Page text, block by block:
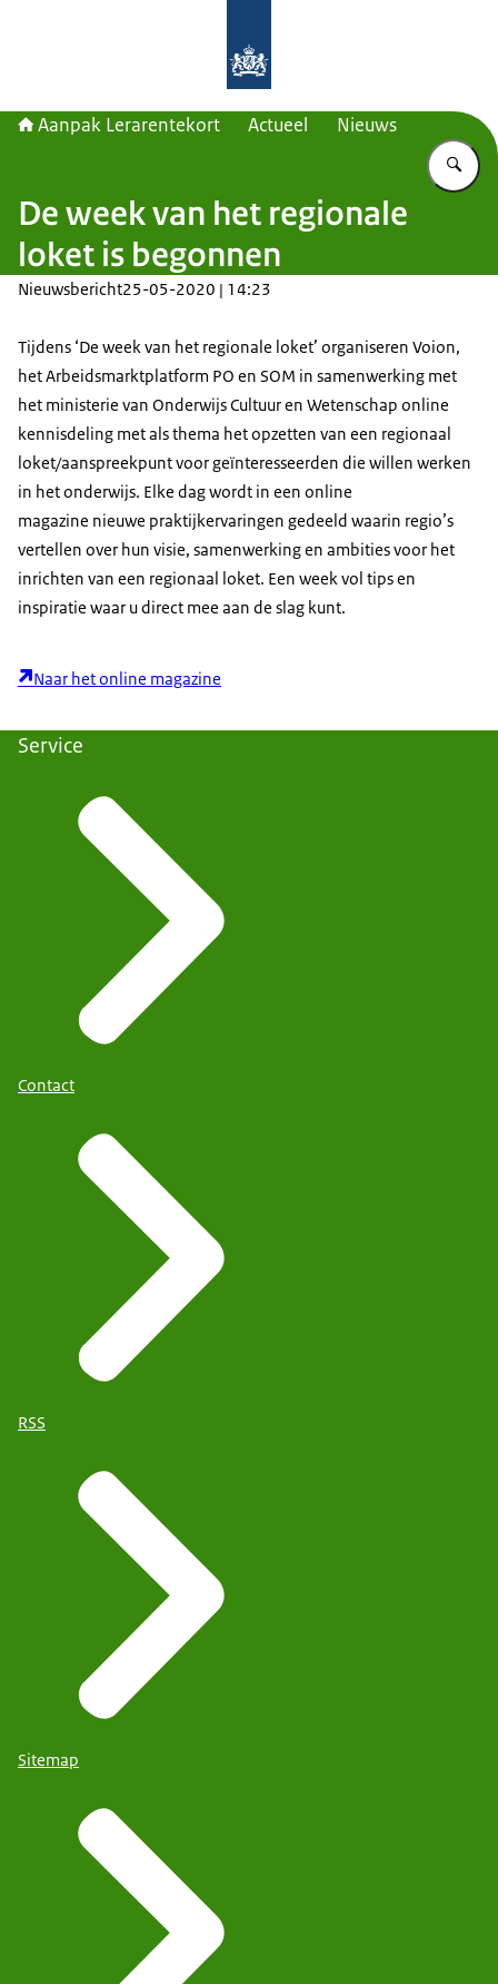
Aanpak Lerarentekort Actueel Nieuws
De week van het regionale
loket is begonnen
Nieuwsbericht25-05-2020 | 14:23
Tijdens ‘De week van het regionale loket’ organiseren Voion,
het Arbeidsmarktplatform PO en SOM in samenwerking met
het ministerie van Onderwijs Cultuur en Wetenschap online
kennisdeling met als thema het opzetten van een regionaal
loket/aanspreekpunt voor geïnteresseerden die willen werken
in het onderwijs. Elke dag wordt in een online
magazine nieuwe praktijkervaringen gedeeld waarin regio’s
vertellen over hun visie, samenwerking en ambities voor het
inrichten van een regionaal loket. Een week vol tips en
inspiratie waar u direct mee aan de slag kunt.
Naar het online magazine
Service
Contact
RSS
Sitemap